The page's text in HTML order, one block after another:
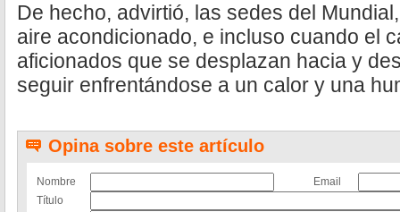
De hecho, advirtió, las sedes del
aire acondicionado, e incluso cuando el
aficionados que se desplazan hacia y
seguir enfrentándose a un calor y una
Opina sobre este artículo
Nombre
Email
Título